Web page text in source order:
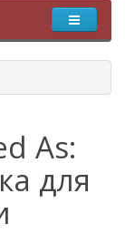
As:
для